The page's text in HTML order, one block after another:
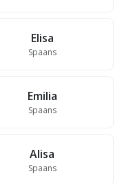
Elisa
Spaans
Emilia
Spaans
Alisa
Spaans